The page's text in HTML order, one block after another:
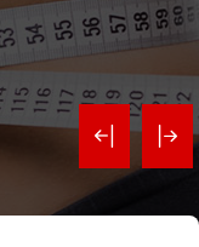
de
entradas